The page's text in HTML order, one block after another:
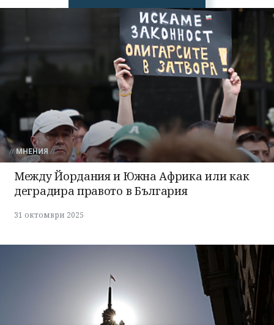
МНЕНИЯ
Между Йордания и Южна Африка или как
деградира правото в България
31 октомври 2025